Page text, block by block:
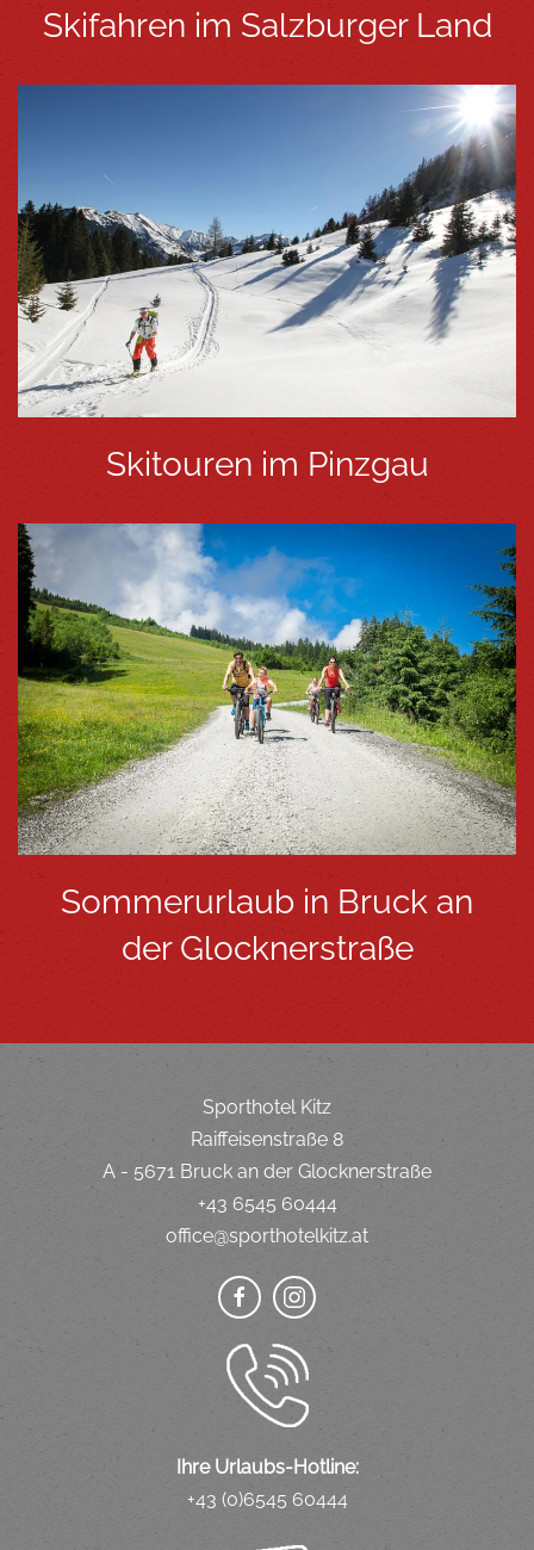
Skifahren im Salzburger Land
Skitouren im Pinzgau
Sommerurlaub in Bruck an
der Glocknerstraße
Sporthotel Kitz
Raiffeisenstraße 8
A - 5671 Bruck an der Glocknerstraße
+43 6545 60444
office@sporthotelkitz.at
Ihre Urlaubs-Hotline:
+43 (0)6545 60444